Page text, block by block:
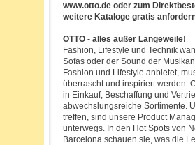
www.otto.de oder zum
weitere Kataloge gratis
OTTO - alles außer Langeweile!
Fashion, Lifestyle und Technik
Sofas oder der Sound der
Fashion und Lifestyle anbietet,
überrascht und inspiriert werden.
in Einkauf, Beschaffung und
abwechslungsreiche Sortimente.
treffen, sind unsere Product
unterwegs. In den Hot Spots von
Barcelona schauen sie, was die